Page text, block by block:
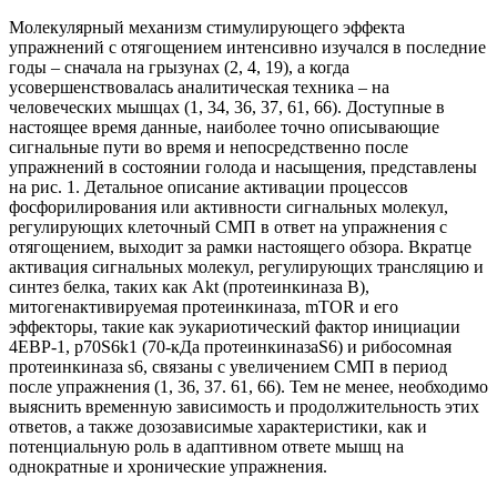
Молекулярный механизм стимулирующего эффекта
упражнений с отягощением интенсивно изучался в последние
годы – сначала на грызунах (2, 4, 19), а когда
усовершенствовалась аналитическая техника – на
человеческих мышцах (1, 34, 36, 37, 61, 66). Доступные в
настоящее время данные, наиболее точно описывающие
сигнальные пути во время и непосредственно после
упражнений в состоянии голода и насыщения, представлены
на рис. 1. Детальное описание активации процессов
фосфорилирования или активности сигнальных молекул,
регулирующих клеточный СМП в ответ на упражнения с
отягощением, выходит за рамки настоящего обзора. Вкратце
активация сигнальных молекул, регулирующих трансляцию и
синтез белка, таких как Akt (протеинкиназа В),
митогенактивируемая протеинкиназа, mTOR и его
эффекторы, такие как эукариотический фактор инициации
4EBP-1, p70S6k1 (70-кДа протеинкиназаS6) и рибосомная
протеинкиназа s6, связаны с увеличением СМП в период
после упражнения (1, 36, 37. 61, 66). Тем не менее, необходимо
выяснить временную зависимость и продолжительность этих
ответов, а также дозозависимые характеристики, как и
потенциальную роль в адаптивном ответе мышц на
однократные и хронические упражнения.